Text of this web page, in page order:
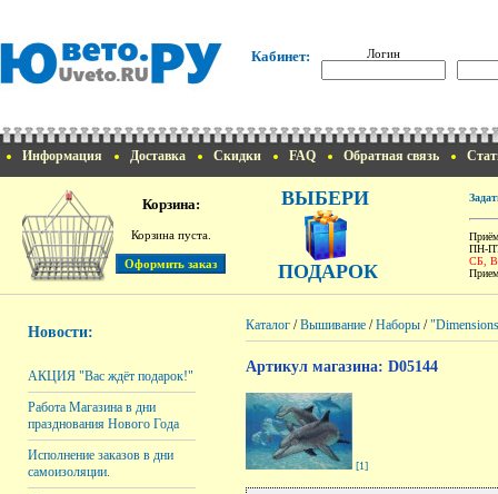
Кабинет: Логин
Информация Доставка Скидки FAQ Обратная связь
Корзина:
Корзина пуста.
ВЫБЕРИ
ПОДАРОК
ПН-
СБ,
Новости:
АКЦИЯ "Вас ждёт подарок!"
Работа Магазина в дни
празднования Нового Года
Исполнение заказов в дни
самоизоляции.
Каталог /Вышивание /Наборы /
Артикул магазина: D05144
[1]